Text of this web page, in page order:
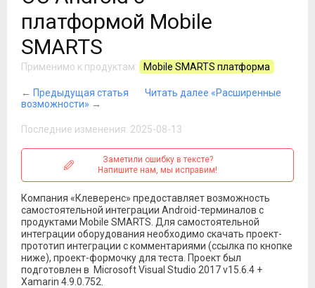
платформой Mobile
SMARTS
Применимо к продуктам: Mobile SMARTS платформа
← Предыдущая статья
Читать далее «Расширенные
возможности» →
Последние изменения: 2025-08-13
Заметили ошибку в тексте?
Напишите нам, мы исправим!
Компания «Клеверенс» предоставляет возможность
самостоятельной интеграции Android-терминалов с
продуктами Mobile SMARTS. Для самостоятельной
интеграции оборудования необходимо скачать проект-
прототип интеграции с комментариями (ссылка по кнопке
ниже), проект-формочку для теста. Проект был
подготовлен в Microsoft Visual Studio 2017 v15.6.4 +
Xamarin 4.9.0.752.